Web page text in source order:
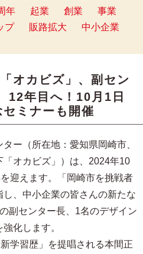
年 起業 創業
事業
プ 販路拡大
中小企業
オカビズ」、副セン
12年目へ！10月1日
セミナーも開催
ー（所在地：愛知県岡崎市、
オカビズ」）は、2024年10
迎えます。「岡崎市を挑戦者
、中小企業の皆さんの新たな
副センター長、1名のデザイン
化します。
学習歴」を提唱される本間正